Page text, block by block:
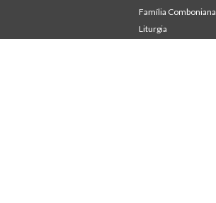
Família Comboniana
Liturgia
Studium